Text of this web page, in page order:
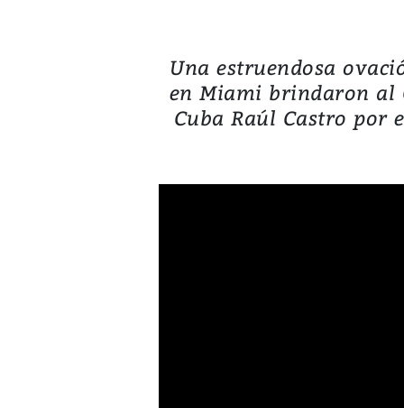
Una estruendosa
en Miami brindaron al
Cuba Raúl Castro por